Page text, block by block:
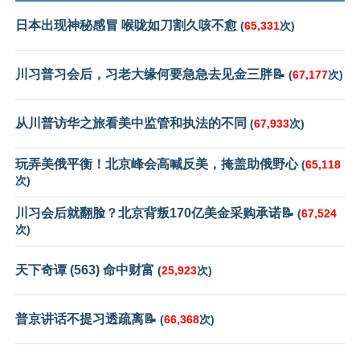
日本出现神秘感冒 喉咙如刀割久咳不愈 (65,331次)
川习普习会后，习老大缘何要急急去见金三胖📝 (67,177次)
从川普访华之旅看美中监管和执法的不同 (67,933次)
玩弄美俄平衡！北京峰会高喊反美，掩盖助俄野心(65,118
次)
川习会后就翻脸？北京背叛170亿美金采购承诺📝 (67,524
次)
天下奇谭 (563) 命中财富 (25,923次)
普京讲话不提习透疏离📝 (66,368次)